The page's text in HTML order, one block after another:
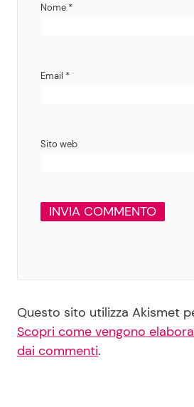
Nome *
Email *
Sito web
Questo sito utilizza Akismet
Scopri come vengono
dai commenti.